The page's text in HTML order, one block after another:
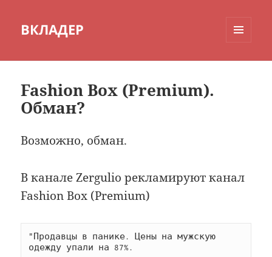
ВКЛАДЕР
Fashion Box (Premium).
Обман?
Возможно, обман.
В канале Zergulio рекламируют канал
Fashion Box (Premium)
"Продавцы в панике. Цены на мужскую
одежду упали на 87%.